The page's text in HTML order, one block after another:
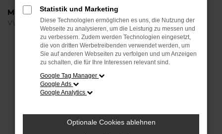
Marken
VW
FEHLER: NETWORK ERROR
Hier sind ein paar Tipps, die dir helfen können:
Überprüfe deine Firewall und deine
Laden andere Webseiten, zum Beispiel deine
Statistik und Marketing
Diese Technologien ermöglichen es uns, die Nutzung der
Webseite zu analysieren, um die Leistung zu messen und
zu verbessern. Zudem werden Technologien eingesetzt,
die von dritten Werbetreibenden verwendet werden, um
Sie auf anderen Webseiten zu verfolgen und um Anzeigen
zu schalten, die für Ihre Interessen relevant sind.
Google Tag Manager
Google Ads
Google Analytics
Optionale Cookies ablehnen